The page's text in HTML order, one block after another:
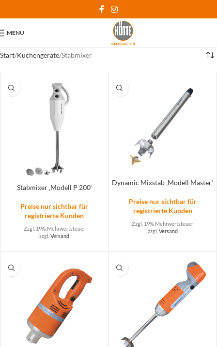
MENU
Start Küchengeräte Stabmixer
Stabmixer ‚Modell P 200‘
Preise nur sichtbar für
registrierte Kunden
Zzgl. 19% Mehrwertsteuer
zzgl.Versand
Dynamic Mixstab ‚Modell Master‘
Preise nur sichtbar für
registrierte Kunden
Zzgl. 19% Mehrwertsteuer
zzgl. Versand